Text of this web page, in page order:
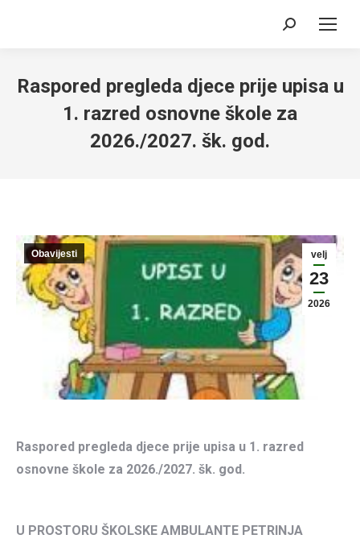
Search:
Raspored pregleda djece prije upisa u
1. razred osnovne škole za
2026./2027. šk. god.
velj
23
2026
Obavijesti
Raspored pregleda djece prije upisa u 1. razred
osnovne škole za 2026./2027. šk. god.
U PROSTORU ŠKOLSKE AMBULANTE PETRINJA